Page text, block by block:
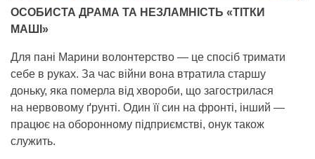
ОСОБИСТА ДРАМА ТА НЕЗЛАМНІСТЬ «ТІТКИ
МАШІ»
Для пані Марини волонтерство — це спосіб тримати
себе в руках. За час війни вона втратила старшу
доньку, яка померла від хвороби, що загострилася
на нервовому ґрунті. Один її син на фронті, інший —
працює на оборонному підприємстві, онук також
служить.